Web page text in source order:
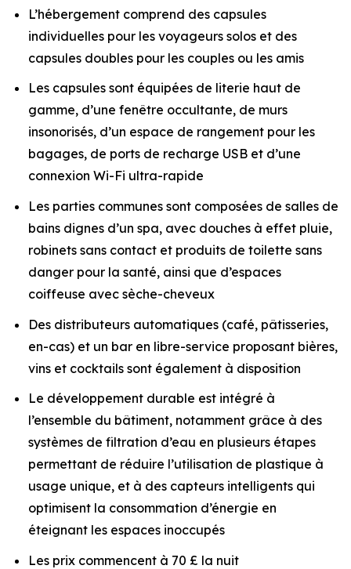
L’hébergement comprend des capsules
individuelles pour les voyageurs solos et des
capsules doubles pour les couples ou les amis
Les capsules sont équipées de literie haut de
gamme, d’une fenêtre occultante, de murs
insonorisés, d’un espace de rangement pour les
bagages, de ports de recharge USB et d’une
connexion Wi-Fi ultra-rapide
Les parties communes sont composées de salles de
bains dignes d’un spa, avec douches à effet pluie,
robinets sans contact et produits de toilette sans
danger pour la santé, ainsi que d’espaces
coiffeuse avec sèche-cheveux
Des distributeurs automatiques (café, pâtisseries,
en-cas) et un bar en libre-service proposant bières,
vins et cocktails sont également à disposition
Le développement durable est intégré à
l’ensemble du bâtiment, notamment grâce à des
systèmes de filtration d’eau en plusieurs étapes
permettant de réduire l’utilisation de plastique à
usage unique, et à des capteurs intelligents qui
optimisent la consommation d’énergie en
éteignant les espaces inoccupés
Les prix commencent à 70 £ la nuit